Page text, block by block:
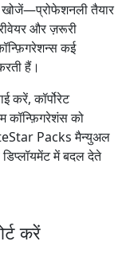
खोजें—प्रोफेशनली तैयार
और ज़रूरी
कई
हैं।
करें, कॉर्पोरेट
कॉन्फ़िगरेशंस को
Packs मैन्युअल
में बदल देते
करें